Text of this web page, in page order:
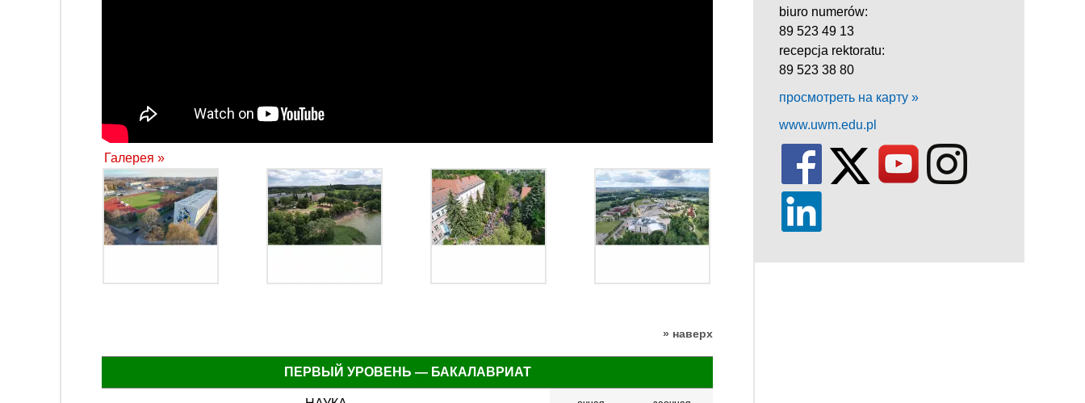
Галерея »
» наверх
ПЕРВЫЙ УРОВЕНЬ — БАКАЛАВРИАТ
biuro numerów:
89 523 49 13
recepcja rektoratu:
89 523 38 80
просмотреть на карту »
www.uwm.edu.pl